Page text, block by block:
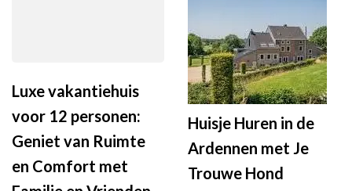
Luxe vakantiehuis
voor 12 personen:
Geniet van Ruimte
en Comfort met
Huisje Huren in de
Ardennen met Je
Trouwe Hond